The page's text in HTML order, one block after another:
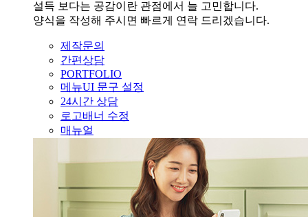
설득 보다는 공감이란 관점에서 늘 고민합니다.
양식을 작성해 주시면 빠르게 연락 드리겠습니다.
제작문의
간편상담
PORTFOLIO
메뉴UI 문구 설정
24시간 상담
로고배너 수정
매뉴얼